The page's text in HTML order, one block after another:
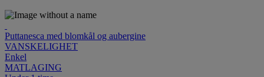
Puttanesca med blomkål og aubergine
VANSKELIGHET
Enkel
MATLAGING